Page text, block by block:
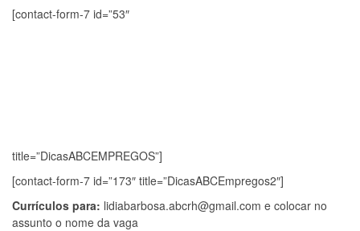
[contact-form-7 id=”53″
title=”DicasABCEMPREGOS”]
[contact-form-7 id=”173″ title=”DicasABCEmpregos2″]
Currículos para: lidiabarbosa.abcrh@gmail.com e colocar no
assunto o nome da vaga